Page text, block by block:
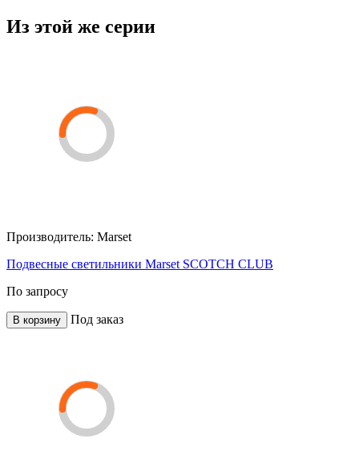
Из этой же серии
Производитель: Marset
Подвесные светильники Marset SCOTCH CLUB
По запросу
В корзину Под заказ